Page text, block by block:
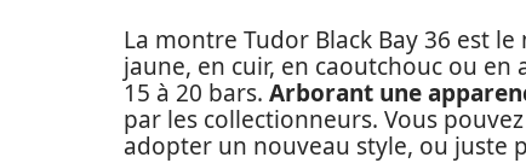
La montre Tudor Black Bay 36 est
jaune, en cuir, en caoutchouc ou en
15 à 20 bars. Arborant une
par les collectionneurs. Vous
adopter un nouveau style, ou juste